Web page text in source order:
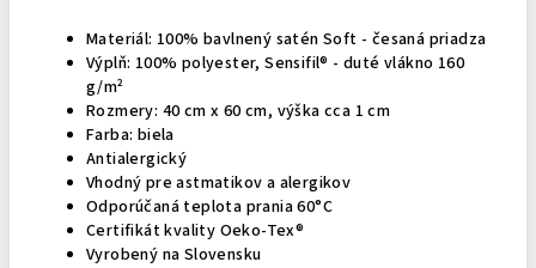
Materiál: 100% bavlnený satén Soft - česaná priadza
Výplň: 100% polyester, Sensifil® - duté vlákno 160
g/m²
Rozmery: 40 cm x 60 cm, výška cca 1 cm
Farba: biela
Antialergický
Vhodný pre astmatikov a alergikov
Odporúčaná teplota prania 60°C
Certifikát kvality Oeko-Tex®
Vyrobený na Slovensku